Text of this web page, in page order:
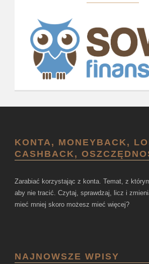
KONTA, MONEYBACK,
CASHBACK,
Zarabiać korzystając z konta. Temat, z
aby nie tracić. Czytaj, sprawdzaj, licz i
mieć mniej skoro możesz mieć więcej?
NAJNOWSZE WPISY